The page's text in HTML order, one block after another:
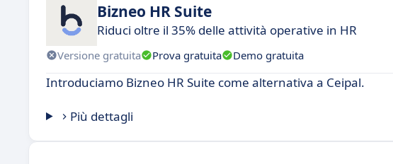
Bizneo HR Suite
Riduci oltre il 35% delle attività operative in HR
Versione gratuita Prova gratuita Demo gratuita
Introduciamo Bizneo HR Suite come alternativa a Ceipal.
Più dettagli